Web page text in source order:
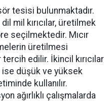
tesisi bulunmaktadır.
mil kırıcılar, üretilmek
seçilmektedir. Mıcır
üretilmesi
edilir. İkincil kırıcılar
ise düşük ve yüksek
kullanılır.
ağırlıklı çalışmalarda